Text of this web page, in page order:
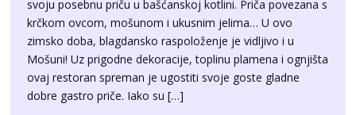
svoju posebnu priču u bašćanskoj kotlini. Priča povezana s
krčkom ovcom, mošunom i ukusnim jelima… U ovo
zimsko doba, blagdansko raspoloženje je vidljivo i u
Mošuni! Uz prigodne dekoracije, toplinu plamena i ognjišta
ovaj restoran spreman je ugostiti svoje goste gladne
dobre gastro priče. Iako su […]